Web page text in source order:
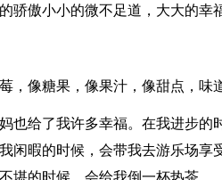
骄傲小小的微不足道，大大的幸
，像糖果，像果汁，像甜点，味
也给了我许多幸福。在我进步的
闲暇的时候，会带我去游乐场
堪的时候，会给我倒一杯热茶。